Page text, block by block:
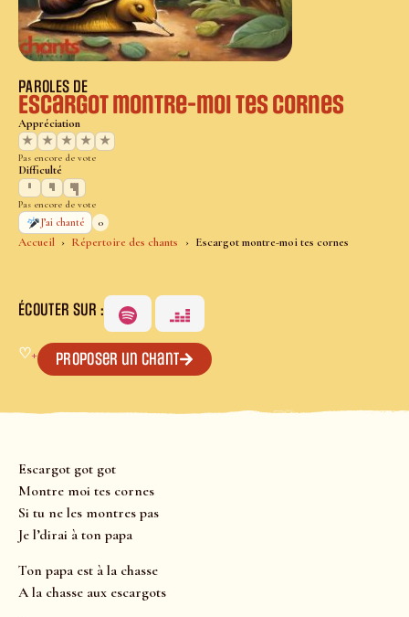
Accueil Répertoire des chants Escargot montre-moi tes cornes
PAROLES DE
Escargot montre-moi tes cornes
Appréciation
★
★ ★ ★ ★
Pas encore de vote
Difficulté
Pas encore de vote
J’ai chanté
0
ÉCOUTER SUR :
♡+ Proposer un chant
Escargot got got
Montre moi tes cornes
Si tu ne les montres pas
Je l’dirai à ton papa
Ton papa est à la chasse
A la chasse aux escargots